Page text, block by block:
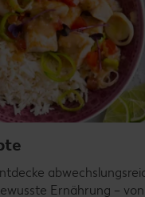
Ernährung –